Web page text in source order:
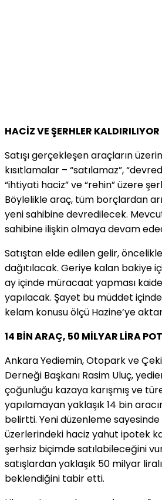
HACİZ VE ŞERHLER KALDIRILIYOR
Satışı gerçekleşen araçların
kısıtlamalar – “satılamaz”,
“ihtiyati haciz” ve “rehin” üzere
Böylelikle araç, tüm borçlardan
yeni sahibine devredilecek.
sahibine ilişkin olmaya devam
Satıştan elde edilen gelir,
dağıtılacak. Geriye kalan bakiye
ay içinde müracaat yapması
yapılacak. Şayet bu müddet
kelam konusu ölçü Hazine’ye
14 BİN ARAÇ, 50 MİLYAR LİRA
Ankara Yediemin, Otopark ve
Derneği Başkanı Rasim Uluç,
çoğunluğu kazaya karışmış ve
yapılamayan yaklaşık 14 bin
belirtti. Yeni düzenleme sayesinde
üzerlerindeki haciz yahut ipotek
şerhsiz biçimde satılabileceğini
satışlardan yaklaşık 50 milyar
beklendiğini tabir etti.